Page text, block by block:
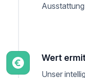
Wert
Unser